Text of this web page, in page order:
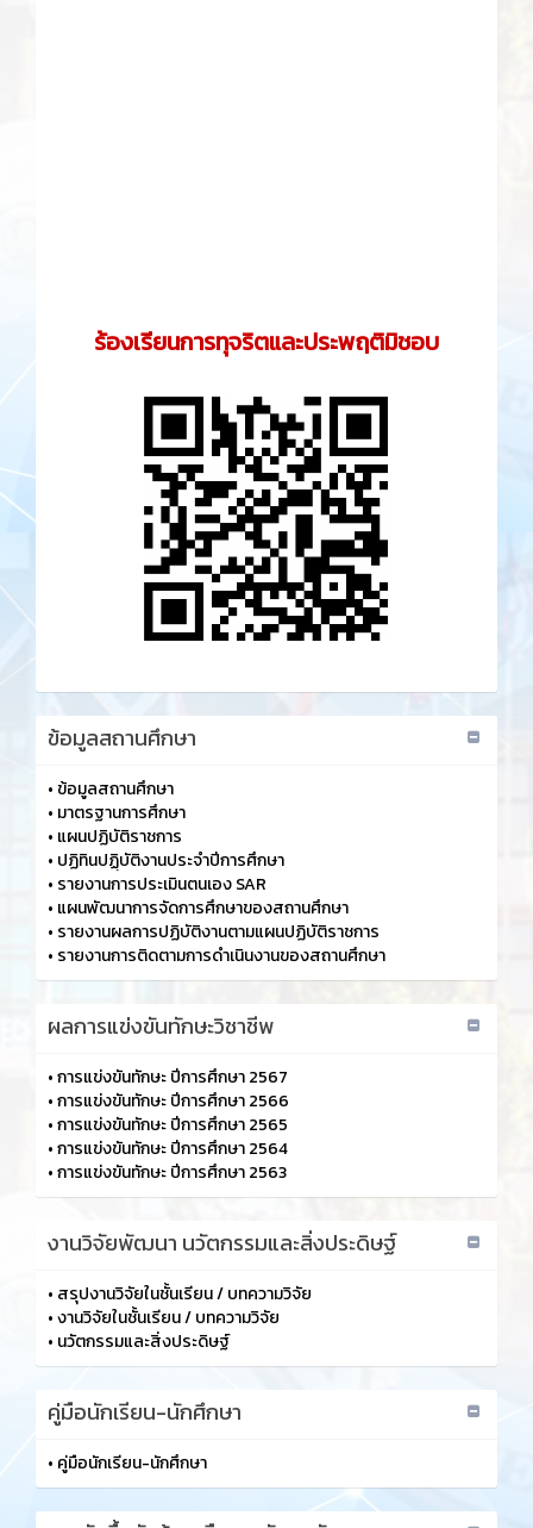
ร้องเรียนการทุจริตและประพฤติมิชอบ
ข้อมูลสถานศึกษา
• ข้อมูลสถานศึกษา
• มาตรฐานการศึกษา
• แผนปฏิบัติราชการ
• ปฏิทินปฏฺิบัติงานประจำปีการศึกษา
• รายงานการประเมินตนเอง SAR
• แผนพัฒนาการจัดการศึกษาของสถานศึกษา
• รายงานผลการปฏิบัติงานตามแผนปฏิบัติราชการ
• รายงานการติดตามการดำเนินงานของสถานศึกษา
ผลการแข่งขันทักษะวิชาชีพ
•การแข่งขันทักษะ ปีการศึกษา 2567
•การแข่งขันทักษะ ปีการศึกษา 2566
•การแข่งขันทักษะ ปีการศึกษา 2565
•การแข่งขันทักษะ ปีการศึกษา 2564
•การแข่งขันทักษะ ปีการศึกษา 2563
งานวิจัยพัฒนา นวัตกรรมและสิ่งประดิษฐ์
• สรุปงานวิจัยในชั้นเรียน / บทความวิจัย
•งานวิจัยในชั้นเรียน / บทความวิจัย
• นวัตกรรมและสิ่งประดิษฐ์
คู่มือนักเรียน-นักศึกษา
• คู่มือนักเรียน-นักศึกษา